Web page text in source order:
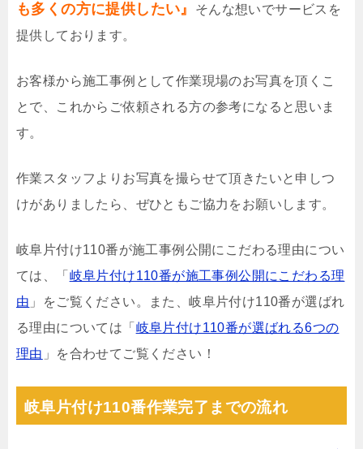
も多くの方に提供したい』
そんな想いでサービスを
提供しております。
お客様から施工事例として作業現場のお写真を頂くこ
とで、これからご依頼される方の参考になると思いま
す。
作業スタッフよりお写真を撮らせて頂きたいと申しつ
けがありましたら、ぜひともご協力をお願いします。
岐阜片付け110番が施工事例公開にこだわる理由につい
ては、「 岐阜片付け110番が施工事例公開にこだわる理
由 」をご覧ください。また、岐阜片付け110番が選ばれ
る理由については「 岐阜片付け110番が選ばれる6つの
理由 」を合わせてご覧ください！
岐阜片付け110番作業完了までの流れ